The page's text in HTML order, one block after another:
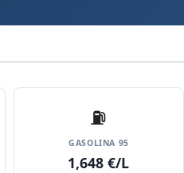
⛽️
GASOLINA 95
1,648 €/L